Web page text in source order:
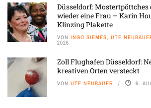
Düsseldorf: Mostertpöttches
wieder eine Frau – Karin
Klinzing Plakette
VON INGO SIEMES, UTE
2026
Zoll Flughafen Düsseldorf:
kreativen Orten versteckt
VON UTE NEUBAUER 6.